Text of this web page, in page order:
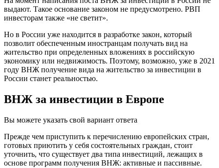
выдают. Такое основание законом не предусмотрено. РВП
инвесторам также «не светит».
Но в России уже находится в разработке закон, который
позволит обеспеченным иностранцам получать вид на
жительство при определенных вложениях в российскую
экономику или недвижимость. Поэтому, возможно, уже в 2021
году ВНЖ получение вида на жительство за инвестиции в
России станет реальностью.
ВНЖ за инвестиции в Европе
Вы можете указать свой вариант ответа
Прежде чем приступить к перечислению европейских стран,
готовых приютить у себя состоятельных граждан, стоит
уточнить, что существует два типа инвестиций, лежащих в
основе программ получения ВНЖ: активные и пассивные.